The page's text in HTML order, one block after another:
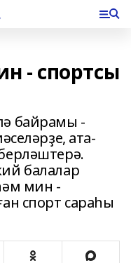
- спортсы
байрамы -
ата-
балалар
мин -
спорт сараһы